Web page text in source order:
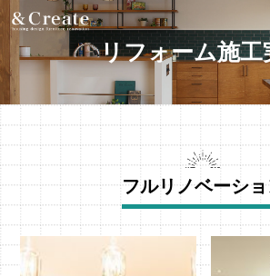
リフォーム施工
フルリノベーシ